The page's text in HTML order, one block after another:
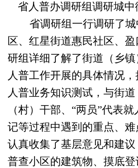
省人普办调研组调研城
省调研组一行调研了
区、红星街道惠民社区、
研组详细了解了街道（乡镇
人普工作开展的具体情况，
人普业务知识测试，与街
（村）干部、“两员”代表
记等过程中遇到的重点、难
认真收集了基层意见和建
普查小区的建筑物、摸底